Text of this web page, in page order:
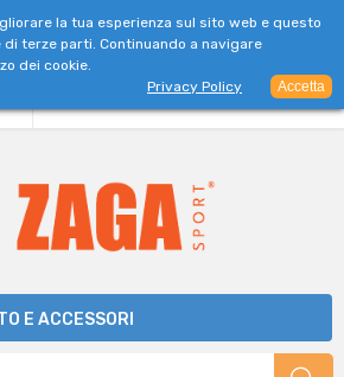
E ACCESSORI
la tua esperienza sul sito web e questo
terze parti. Continuando a navigare
dei cookie.
Privacy Policy
Accetta